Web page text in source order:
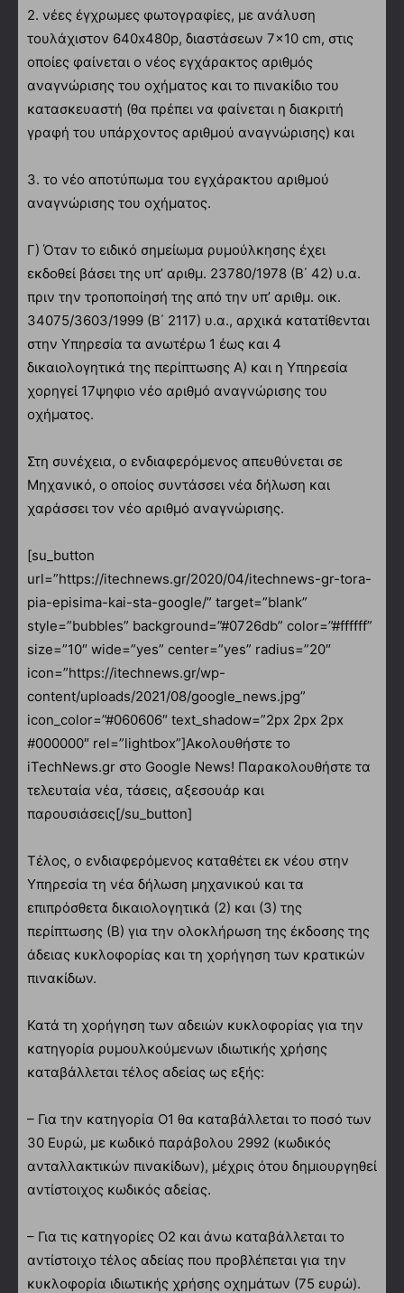
2. νέες έγχρωμες φωτογραφίες, με ανάλυση
τουλάχιστον 640x480p, διαστάσεων 7×10 cm, στις
οποίες φαίνεται ο νέος εγχάρακτος αριθμός
αναγνώρισης του οχήματος και το πινακίδιο του
κατασκευαστή (θα πρέπει να φαίνεται η διακριτή
γραφή του υπάρχοντος αριθμού αναγνώρισης) και
3. το νέο αποτύπωμα του εγχάρακτου αριθμού
αναγνώρισης του οχήματος.
Γ) Όταν το ειδικό σημείωμα ρυμούλκησης έχει
εκδοθεί βάσει της υπ’ αριθμ. 23780/1978 (Β΄ 42) υ.α.
πριν την τροποποίησή της από την υπ’ αριθμ. οικ.
34075/3603/1999 (Β΄ 2117) υ.α., αρχικά κατατίθενται
στην Υπηρεσία τα ανωτέρω 1 έως και 4
δικαιολογητικά της περίπτωσης Α) και η Υπηρεσία
χορηγεί 17ψηφιο νέο αριθμό αναγνώρισης του
οχήματος.
Στη συνέχεια, ο ενδιαφερόμενος απευθύνεται σε
Μηχανικό, ο οποίος συντάσσει νέα δήλωση και
χαράσσει τον νέο αριθμό αναγνώρισης.
[su_button
url=”https://itechnews.gr/2020/04/itechnews-gr-tora-
pia-episima-kai-sta-google/” target=”blank”
style=”bubbles” background=”#0726db” color=”#ffffff”
size=”10″ wide=”yes” center=”yes” radius=”20″
icon=”https://itechnews.gr/wp-
content/uploads/2021/08/google_news.jpg”
icon_color=”#060606″ text_shadow=”2px 2px 2px
#000000″ rel=”lightbox”]Ακολουθήστε το
iTechNews.gr στο Google News! Παρακολουθήστε τα
τελευταία νέα, τάσεις, αξεσουάρ και
παρουσιάσεις[/su_button]
Τέλος, ο ενδιαφερόμενος καταθέτει εκ νέου στην
Υπηρεσία τη νέα δήλωση μηχανικού και τα
επιπρόσθετα δικαιολογητικά (2) και (3) της
περίπτωσης (Β) για την ολοκλήρωση της έκδοσης της
άδειας κυκλοφορίας και τη χορήγηση των κρατικών
πινακίδων.
Κατά τη χορήγηση των αδειών κυκλοφορίας για την
κατηγορία ρυμουλκούμενων ιδιωτικής χρήσης
καταβάλλεται τέλος αδείας ως εξής:
– Για την κατηγορία Ο1 θα καταβάλλεται το ποσό των
30 Ευρώ, με κωδικό παράβολου 2992 (κωδικός
ανταλλακτικών πινακίδων), μέχρις ότου δημιουργηθεί
αντίστοιχος κωδικός αδείας.
– Για τις κατηγορίες Ο2 και άνω καταβάλλεται το
αντίστοιχο τέλος αδείας που προβλέπεται για την
κυκλοφορία ιδιωτικής χρήσης οχημάτων (75 ευρώ).